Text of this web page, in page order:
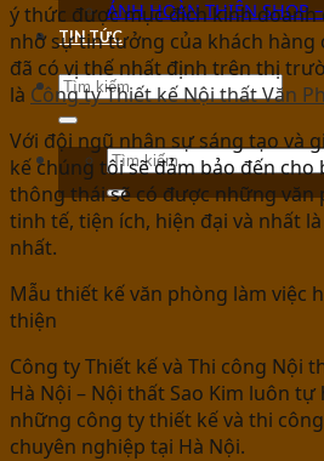
ẢNH HOÀN THIỆN SHOP
TIN TỨC
ý thức được mục đích kinh doanh
nhờ sự tin tưởng của khách hàng
đã có vị thế nhất định trên thị
là Công ty Thiết kế Nội thất Văn
Với đội ngũ nhân sự sáng tạo và
kế chúng tôi sẽ đảm bảo đến
thông thái sẽ có được những văn
tinh tế, tiện ích, hiện đại và nhất
nhất.
Mẫu thiết kế văn phòng làm việc
thiện
Công ty Thiết kế và Thi công Nội
Hà Nội – Nội thất Sao Kim luôn
những công ty thiết kế và thi
chuyên nghiệp tại Hà Nội.